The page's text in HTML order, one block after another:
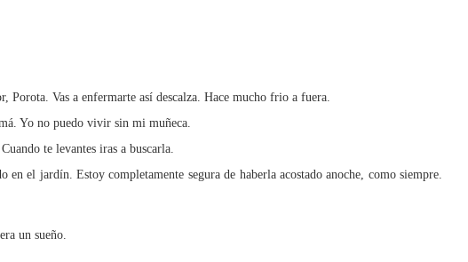
Porota. Vas a enfermarte así descalza. Hace mucho frio a fuera.
Yo no puedo vivir sin mi muñeca.
te levantes iras a buscarla.
en el jardín. Estoy completamente segura de haberla acostado anoche, como siempre.
un sueño.